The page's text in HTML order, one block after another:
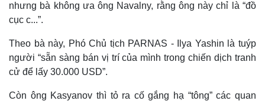
nhưng bà không ưa ông Navalny, rằng ông này chỉ là “đồ
cục c...”.
Theo bà này, Phó Chủ tịch PARNAS - Ilya Yashin là tuýp
người “sẵn sàng bán vị trí của mình trong chiến dịch tranh
cử để lấy 30.000 USD”.
Còn ông Kasyanov thì tỏ ra cố gắng hạ “tông” các quan